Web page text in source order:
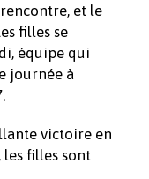
et le
filles se
équipe qui
journée à
victoire en
les filles sont